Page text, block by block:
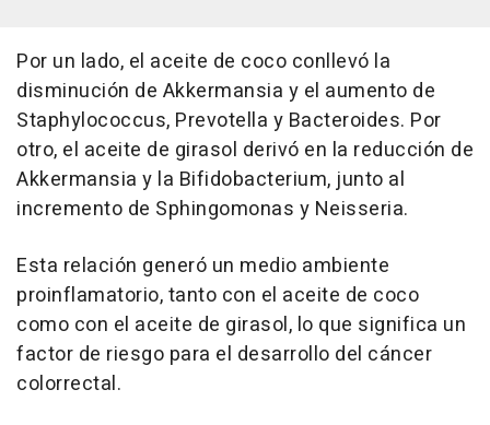
Por un lado, el aceite de coco conllevó la
disminución de Akkermansia y el aumento de
Staphylococcus, Prevotella y Bacteroides. Por
otro, el aceite de girasol derivó en la reducción de
Akkermansia y la Bifidobacterium, junto al
incremento de Sphingomonas y Neisseria.
Esta relación generó un medio ambiente
proinflamatorio, tanto con el aceite de coco
como con el aceite de girasol, lo que significa un
factor de riesgo para el desarrollo del cáncer
colorrectal.